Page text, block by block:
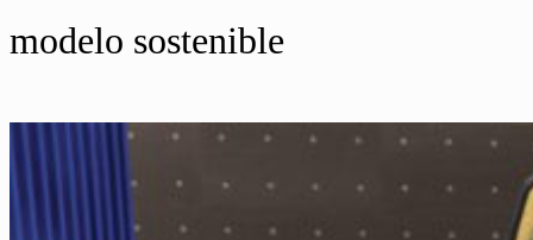
modelo sostenible